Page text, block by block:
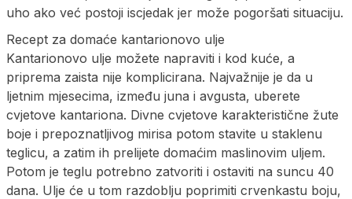
uho ako već postoji iscjedak jer može pogoršati situaciju.
Recept za domaće kantarionovo ulje
Kantarionovo ulje možete napraviti i kod kuće, a
priprema zaista nije komplicirana. Najvažnije je da u
ljetnim mjesecima, između juna i avgusta, uberete
cvjetove kantariona. Divne cvjetove karakteristične žute
boje i prepoznatljivog mirisa potom stavite u staklenu
teglicu, a zatim ih prelijete domaćim maslinovim uljem.
Potom je teglu potrebno zatvoriti i ostaviti na suncu 40
dana. Ulje će u tom razdoblju poprimiti crvenkastu boju,